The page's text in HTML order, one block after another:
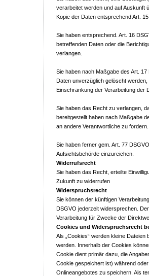
verarbeitet werden und auf Auskunft
Kopie der Daten entsprechend Art.
Sie haben entsprechend. Art. 16
betreffenden Daten oder die
verlangen.
Sie haben nach Maßgabe des Art.
Daten unverzüglich gelöscht
Einschränkung der Verarbeitung der
Sie haben das Recht zu verlangen,
bereitgestellt haben nach Maßgabe
an andere Verantwortliche zu fordern.
Sie haben ferner gem. Art. 77
Aufsichtsbehörde einzureichen.
Widerrufsrecht
Sie haben das Recht, erteilte
Zukunft zu widerrufen
Widerspruchsrecht
Sie können der künftigen
DSGVO jederzeit widersprechen.
Verarbeitung für Zwecke der
Cookies und Widerspruchsrecht
Als „Cookies“ werden kleine
werden. Innerhalb der Cookies
Cookie dient primär dazu, die
Cookie gespeichert ist) während
Onlineangebotes zu speichern. Als